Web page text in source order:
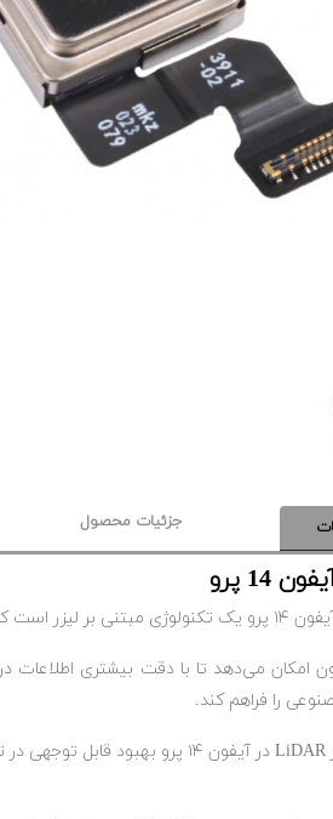
جزئیات محصول
14 پرو
امکان می‌دهد تا با دقت بیشتری اطلاعات
را فراهم کند.